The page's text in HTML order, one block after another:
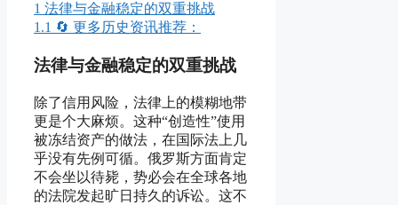
1 法律与金融稳定的双重挑战
1.1 🔄 更多历史资讯推荐：
法律与金融稳定的双重挑战
除了信用风险，法律上的模糊地带
更是个大麻烦。这种“创造性”使用
被冻结资产的做法，在国际法上几
乎没有先例可循。俄罗斯方面肯定
不会坐以待毙，势必会在全球各地
的法院发起旷日持久的诉讼。这不